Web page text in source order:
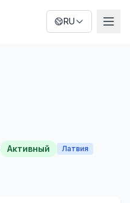
RU
Активный Латвия